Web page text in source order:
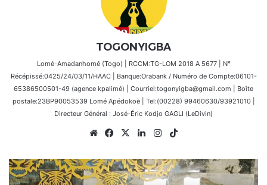
TOGONYIGBA
Lomé-Amadanhomé (Togo) | RCCM:TG-LOM 2018 A 5677 | N°
Récépissé:0425/24/03/11/HAAC | Banque:Orabank / Numéro de Compte:06101-
65386500501-49 (agence kpalimé) | Courriel:togonyigba@gmail.com | Boîte
postale:23BP90053539 Lomé Apédokoè | Tel:(00228) 99460630/93921010 |
Directeur Général : José-Éric Kodjo GAGLI (LeDivin)
WebsiteFacebook
X LinkedinInstagram